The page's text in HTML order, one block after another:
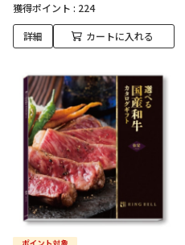
獲得ポイント : 224
詳細 カートに入れる